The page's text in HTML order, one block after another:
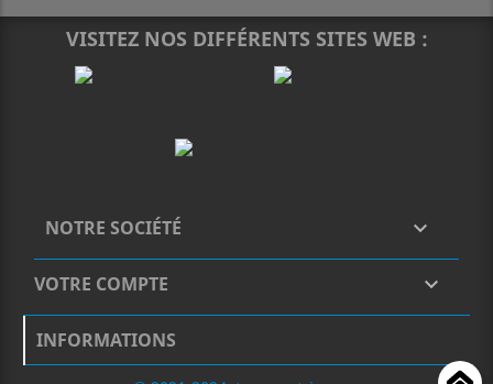
VISITEZ NOS DIFFÉRENTS SITES WEB :
NOTRE SOCIÉTÉ 
VOTRE COMPTE 
INFORMATIONS